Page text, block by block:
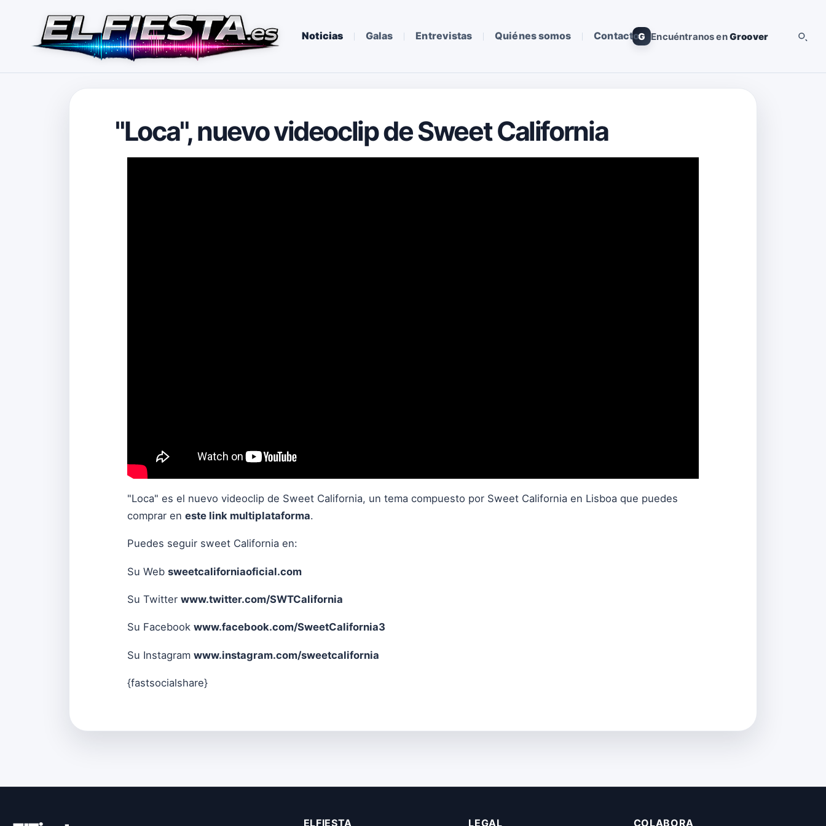
Noticias Galas Entrevistas Quiénes somos ContactoG Encuéntranos enGroover
"Loca", nuevo videoclip de Sweet California
"Loca" es el nuevo videoclip de Sweet California, un tema compuesto por Sweet California en Lisboa que puedes
comprar en este link multiplataforma.
Puedes seguir sweet California en:
Su Web sweetcaliforniaoficial.com
Su Twitter www.twitter.com/SWTCalifornia
Su Facebook www.facebook.com/SweetCalifornia3
Su Instagram www.instagram.com/sweetcalifornia
{fastsocialshare}
ELFIESTA LEGAL COLABORA